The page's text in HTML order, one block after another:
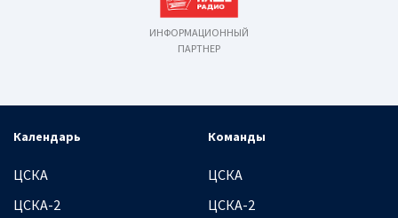
ИНФОРМАЦИОННЫЙ
ПАРТНЕР
Календарь
ЦСКА
ЦСКА-2
Команды
ЦСКА
ЦСКА-2